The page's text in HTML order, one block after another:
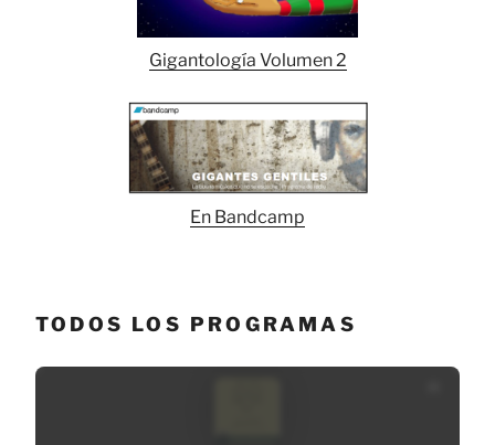
Gigantología Volumen 2
En Bandcamp
TODOS LOS PROGRAMAS